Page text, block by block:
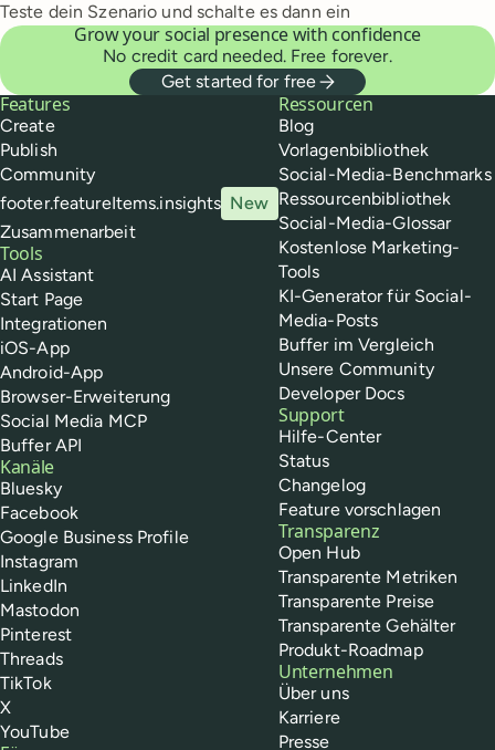
Teste dein Szenario und schalte es dann ein
Grow your social presence with confidence
No credit card needed. Free forever.
Get started for free
Buffer
Features
Create
Publish
Community
footer.featureItems.insights New
Zusammenarbeit
Tools
AI Assistant
Start Page
Integrationen
iOS-App
Android-App
Browser-Erweiterung
Social Media MCP
Buffer API
Kanäle
Bluesky
Facebook
Google Business Profile
Instagram
LinkedIn
Mastodon
Pinterest
Threads
TikTok
X
YouTube
Ressourcen
Blog
Vorlagenbibliothek
Social-Media-Benchmarks
Ressourcenbibliothek
Social-Media-Glossar
Kostenlose Marketing-
Tools
KI-Generator für Social-
Media-Posts
Buffer im Vergleich
Unsere Community
Developer Docs
Support
Hilfe-Center
Status
Changelog
Feature vorschlagen
Transparenz
Open Hub
Transparente Metriken
Transparente Preise
Transparente Gehälter
Produkt-Roadmap
Unternehmen
Über uns
Karriere
Presse